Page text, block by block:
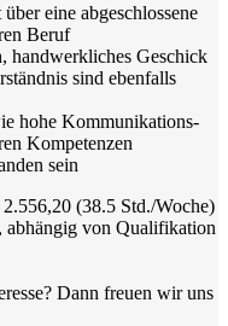
eine abgeschlossene
Beruf
handwerkliches Geschick
sind ebenfalls
hohe Kommunikations-
Kompetenzen
sein
(38.5 Std./Woche)
abhängig von Qualifikation
Dann freuen wir uns